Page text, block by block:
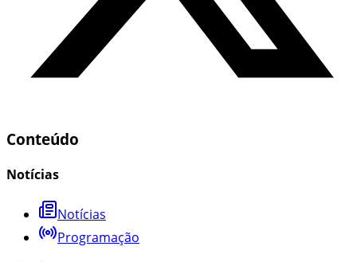
Conteúdo
Notícias
Notícias
Programação